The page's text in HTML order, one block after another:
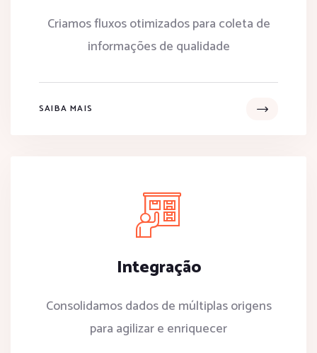
Criamos fluxos otimizados para coleta de
informações de qualidade
SAIBA MAIS
Integração
Consolidamos dados de múltiplas origens
para agilizar e enriquecer